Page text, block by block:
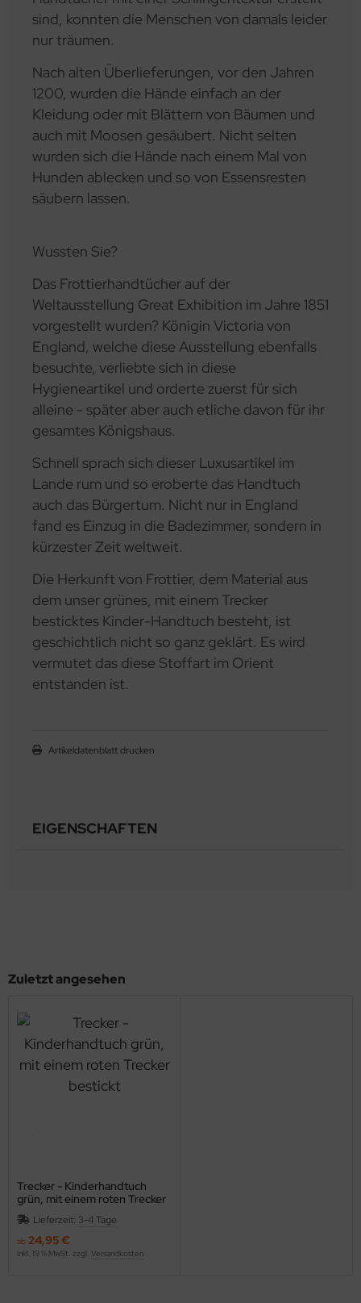
sind, konnten die Menschen von damals leider
nur träumen.
Nach alten Überlieferungen, vor den Jahren
1200, wurden die Hände einfach an der
Kleidung oder mit Blättern von Bäumen und
auch mit Moosen gesäubert. Nicht selten
wurden sich die Hände nach einem Mal von
Hunden ablecken und so von Essensresten
säubern lassen.
Wussten Sie?
Das Frottierhandtücher auf der
Weltausstellung Great Exhibition im Jahre 1851
vorgestellt wurden? Königin Victoria von
England, welche diese Ausstellung ebenfalls
besuchte, verliebte sich in diese
Hygieneartikel und orderte zuerst für sich
alleine - später aber auch etliche davon für ihr
gesamtes Königshaus.
Schnell sprach sich dieser Luxusartikel im
Lande rum und so eroberte das Handtuch
auch das Bürgertum. Nicht nur in England
fand es Einzug in die Badezimmer, sondern in
kürzester Zeit weltweit.
Die Herkunft von Frottier, dem Material aus
dem unser grünes, mit einem Trecker
besticktes Kinder-Handtuch besteht, ist
geschichtlich nicht so ganz geklärt. Es wird
vermutet das diese Stoffart im Orient
entstanden ist.
Artikeldatenblatt drucken
EIGENSCHAFTEN
Zuletzt angesehen
Trecker - Kinderhandtuch
grün, mit einem roten Trecker
bestickt
Lieferzeit: 3-4 Tage
ab 24,95 €
inkl. 19 % MwSt. zzgl. Versandkosten